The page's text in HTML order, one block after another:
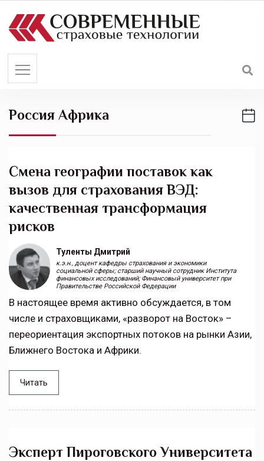
Россия Африка
Смена географии поставок как
вызов для страхования ВЭД:
качественная трансформация
рисков
Туленты Дмитрий
к.э.н., доцент кафедры страхования и экономики
социальной сферы; старший научный сотрудник Института
финансовых исследований; Финансовый университет при
Правительстве Российской Федерации
В настоящее время активно обсуждается, в том
числе и страховщиками, «разворот на Восток» –
переориентация экспортных потоков на рынки Азии,
Ближнего Востока и Африки.
Читать
Эксперт Пироговского Университета